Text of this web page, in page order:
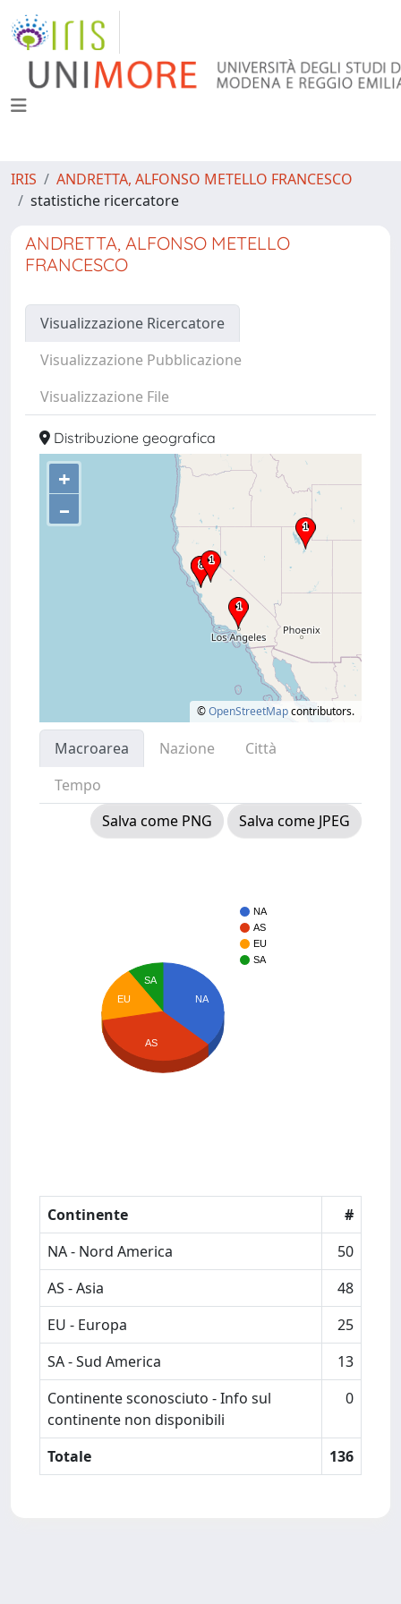
IRIS
ANDRETTA, ALFONSO METELLO FRANCESCO
statistiche ricercatore
ANDRETTA, ALFONSO METELLO
FRANCESCO
Visualizzazione Ricercatore
Visualizzazione Pubblicazione
Visualizzazione File
Distribuzione geografica
+
–
©OpenStreetMapcontributors.
Macroarea Nazione
Città
Tempo
Salva come PNG
Salva come JPEG
NA
AS
EU
SA
NA
SA
EU
AS
Continente
#
NA - Nord America
50
AS - Asia
48
EU - Europa
25
SA - Sud America
13
Continente sconosciuto - Info sul
continente non disponibili
0
Totale 136